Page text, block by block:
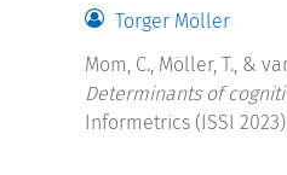
Torger Möller
Mom, C., Möller, T., &
Determinants of
Informetrics (ISSI